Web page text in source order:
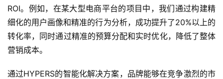
ROI。例如，在某大型电商平台的项目中，我们通过构建精
细化的用户画像和精准的行为分析，成功提升了20%以上的
转化率，同时通过精准的预算分配和实时优化，降低了整体
营销成本。
通过HYPERS的智能化解决方案，品牌能够在竞争激烈的市